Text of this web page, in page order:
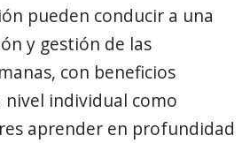
pueden conducir a una
y gestión de las
con beneficios
individual como
aprender en profundidad